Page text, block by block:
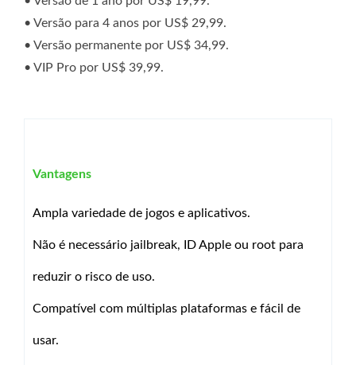
• Versão para 4 anos por US$ 29,99.
• Versão permanente por US$ 34,99.
• VIP Pro por US$ 39,99.
Vantagens
Ampla variedade de jogos e aplicativos.
Não é necessário jailbreak, ID Apple ou root para
reduzir o risco de uso.
Compatível com múltiplas plataformas e fácil de
usar.